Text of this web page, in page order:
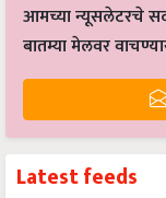
आमच्या न्यूसलेटरचे
बातम्या मेलवर
Latest feeds